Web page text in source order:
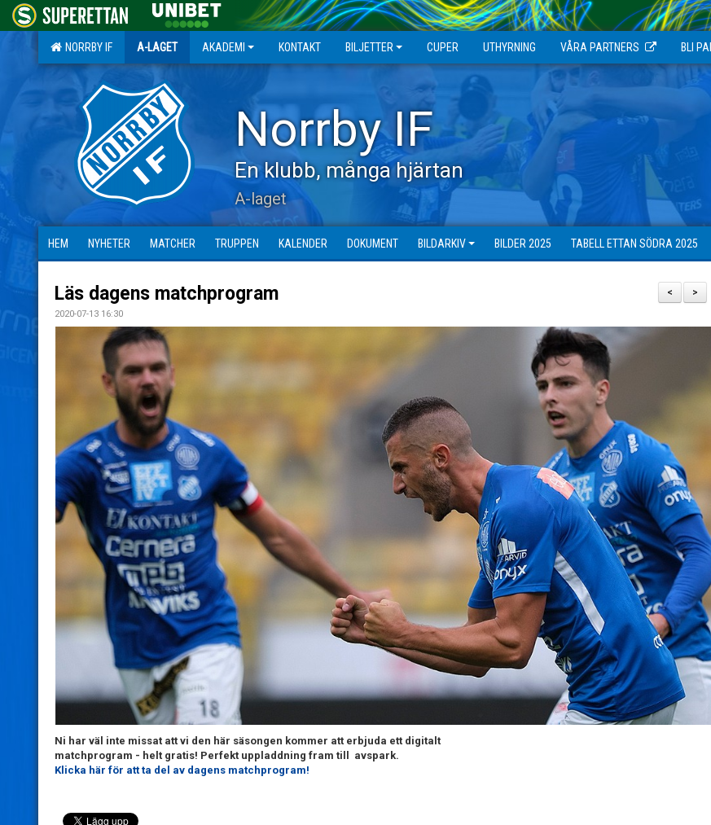
NORRBY IF A-LAGET AKADEMI KONTAKT BILJETTER CUPER UTHYRNING VÅRA PARTNERS BLI
Norrby IF
En klubb, många hjärtan
A-laget
HEM NYHETER MATCHER TRUPPEN KALENDER DOKUMENT BILDARKIV BILDER 2025 TABELL ETTAN SÖDRA 2025
>
<
Läs dagens matchprogram
2020-07-13 16:30
Ni har väl inte missat att vi den här säsongen kommer att erbjuda ett digitalt
matchprogram - helt gratis! Perfekt uppladdning fram till avspark.
Klicka här för att ta del av dagens matchprogram!